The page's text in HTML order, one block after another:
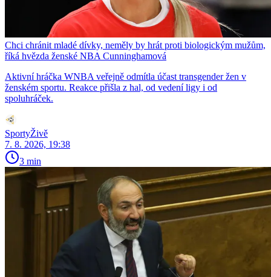
Chci chránit mladé dívky, neměly by hrát proti biologickým mužům,
říká hvězda ženské NBA Cunninghamová
Aktivní hráčka WNBA veřejně odmítla účast transgender žen v
ženském sportu. Reakce přišla z hal, od vedení ligy i od
spoluhráček.
SportyŽivě
7. 8. 2026, 19:38
3 min